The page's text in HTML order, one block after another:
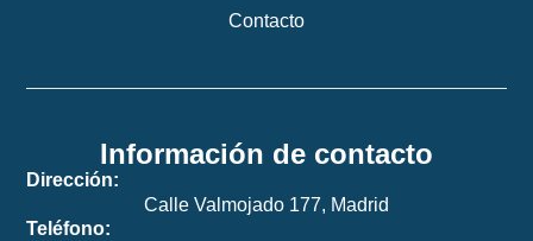
Contacto
Información de contacto
Dirección:
Calle Valmojado 177, Madrid
Teléfono: